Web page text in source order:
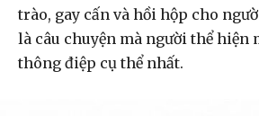
trào, gay cấn và hồi hộp cho
là câu chuyện mà người thể hiện
thông điệp cụ thể nhất.